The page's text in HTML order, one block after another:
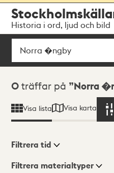
navigationen
huvudinnehållet
Historia i ord, ljud och bild
Sök
Sökresultat
0 träffar på Norra
Visa lista Visa karta
Visningsläge
Filtrera tid
Filtrera materialtyper